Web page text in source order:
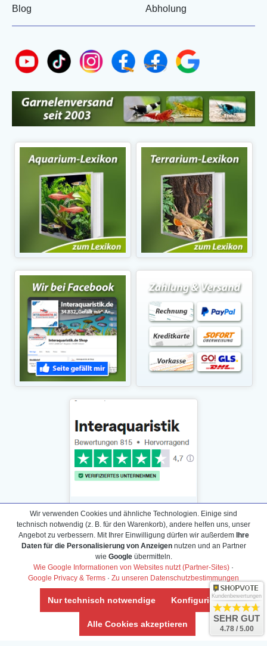
Blog
Abholung
Daten­schutz­erklärung
Widerrufs­recht /Widerrufs­formular
AGB & Info
Impressum
Umwelt und Entsorgung
Vertrag widerrufen
Wir verwenden Cookies und ähnliche Technologien. Einige sind
technisch notwendig (z. B. für den Warenkorb), andere helfen uns, unser
Angebot zu verbessern. Mit Ihrer Einwilligung dürfen wir außerdem Ihre
Daten für die Personalisierung von Anzeigennutzen und an Partner
wie Googleübermitteln.
Wie Google Informationen von Websites nutzt (Partner-Sites) ·
Google Privacy & Terms · Zu unseren Datenschutzbestimmungen
Nur technisch notwendige Konfigurieren
Alle Cookies akzeptieren
Kundenbewertungen
SEHR GUT
4.78 / 5.00